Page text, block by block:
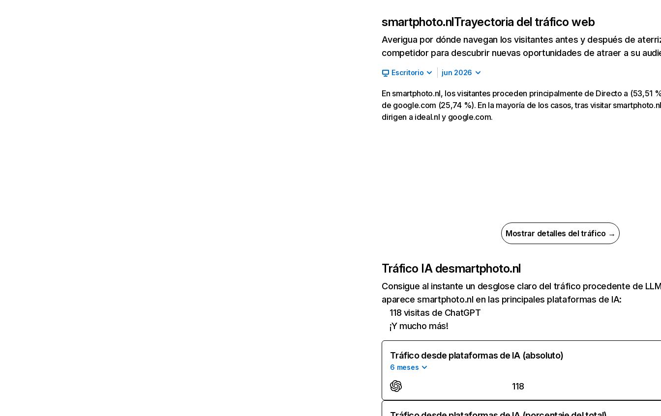
smartphoto.nlTrayectoria del tráfico web
Averigua por dónde navegan los visitantes antes y después de
competidor para descubrir nuevas oportunidades de atraer a su
Escritorio jun 2026
En smartphoto.nl, los visitantes proceden principalmente de Directo a (53,51
de google.com (25,74 %). En la mayoría de los casos, tras visitar
dirigen a ideal.nl y google.com.
Mostrar detalles del tráfico →
Tráfico IA desmartphoto.nl
Consigue al instante un desglose claro del tráfico procedente de
aparece smartphoto.nl en las principales plataformas de IA:
118 visitas de ChatGPT
¡Y mucho más!
Tráfico desde plataformas de IA (absoluto)
6 meses
118